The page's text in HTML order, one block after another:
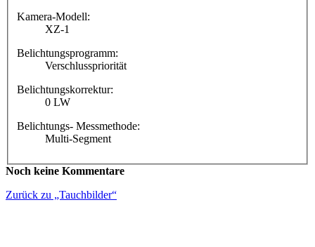
Kamera-Modell:
XZ-1
Belichtungsprogramm:
Verschlusspriorität
Belichtungskorrektur:
0 LW
Belichtungs- Messmethode:
Multi-Segment
Noch keine Kommentare
Zurück zu „Tauchbilder“